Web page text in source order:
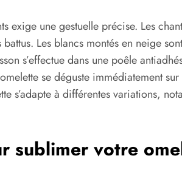
exige une gestuelle précise. Les
Les blancs montés en neige
s’effectue dans une poêle
se déguste immédiatement
s’adapte à différentes variations,
sublimer votre